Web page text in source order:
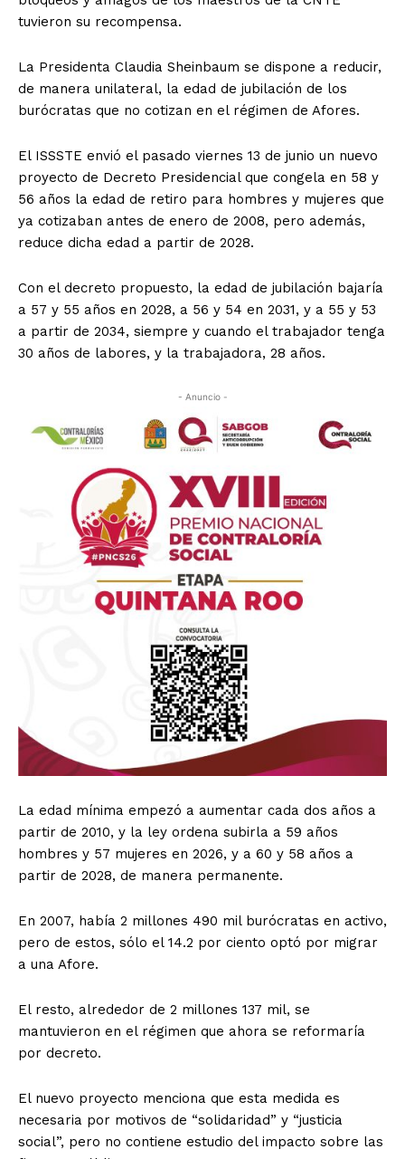
tuvieron su recompensa.
La Presidenta Claudia Sheinbaum se dispone a reducir,
de manera unilateral, la edad de jubilación de los
burócratas que no cotizan en el régimen de Afores.
El ISSSTE envió el pasado viernes 13 de junio un nuevo
proyecto de Decreto Presidencial que congela en 58 y
56 años la edad de retiro para hombres y mujeres que
ya cotizaban antes de enero de 2008, pero además,
reduce dicha edad a partir de 2028.
Con el decreto propuesto, la edad de jubilación bajaría
a 57 y 55 años en 2028, a 56 y 54 en 2031, y a 55 y 53
a partir de 2034, siempre y cuando el trabajador tenga
30 años de labores, y la trabajadora, 28 años.
- Anuncio -
La edad mínima empezó a aumentar cada dos años a
partir de 2010, y la ley ordena subirla a 59 años
hombres y 57 mujeres en 2026, y a 60 y 58 años a
partir de 2028, de manera permanente.
En 2007, había 2 millones 490 mil burócratas en activo,
pero de estos, sólo el 14.2 por ciento optó por migrar
a una Afore.
El resto, alrededor de 2 millones 137 mil, se
mantuvieron en el régimen que ahora se reformaría
por decreto.
El nuevo proyecto menciona que esta medida es
necesaria por motivos de “solidaridad” y “justicia
social”, pero no contiene estudio del impacto sobre las